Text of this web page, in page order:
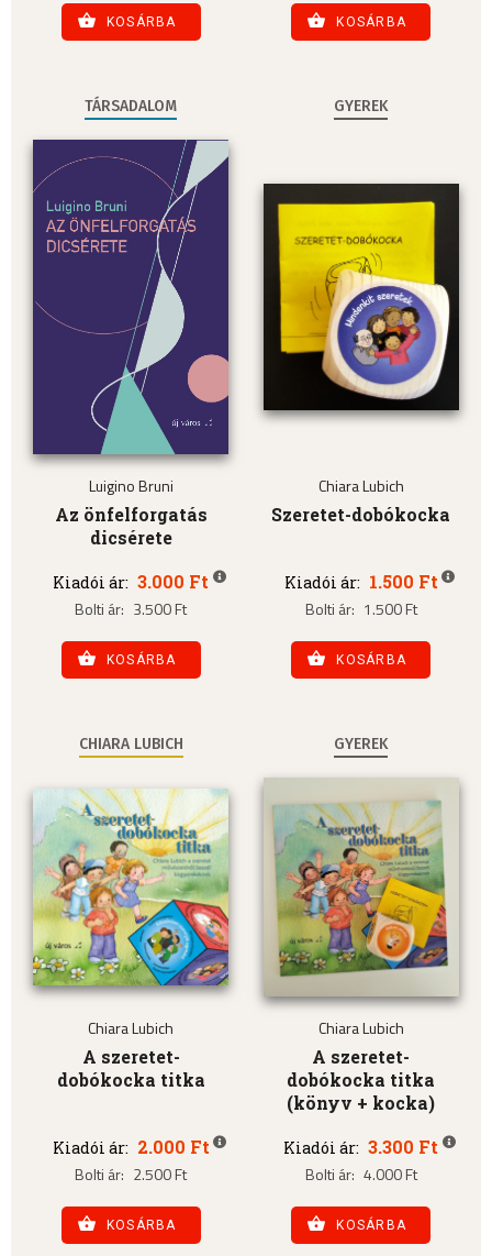
KOSÁRBA KOSÁRBA
TÁRSADALOM
Luigino Bruni
Az önfelforgatás
dicsérete
Kiadói ár: 3.000 Ft
Bolti ár: 3.500 Ft
KOSÁRBA
GYEREK
Chiara Lubich
Szeretet-dobókocka
Kiadói ár: 1.500 Ft
Bolti ár: 1.500 Ft
KOSÁRBA
CHIARA LUBICH
Chiara Lubich
A szeretet-
dobókocka titka
Kiadói ár: 2.000 Ft
Bolti ár: 2.500 Ft
KOSÁRBA
GYEREK
Chiara Lubich
A szeretet-
dobókocka titka
(könyv + kocka)
Kiadói ár: 3.300 Ft
Bolti ár: 4.000 Ft
KOSÁRBA